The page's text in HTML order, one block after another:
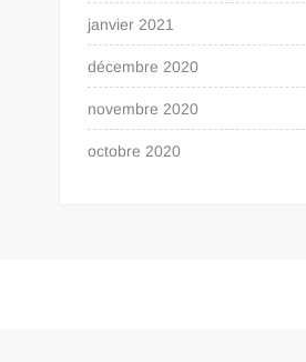
janvier 2021
décembre 2020
novembre 2020
octobre 2020